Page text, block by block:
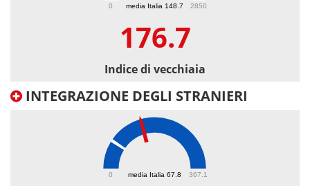
media Italia 148.7
0 2850
176.7
Indice di vecchiaia
INTEGRAZIONE DEGLI STRANIERI
media Italia 67.8
0 367.1